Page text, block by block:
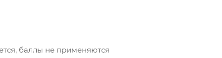
баллы не применяются